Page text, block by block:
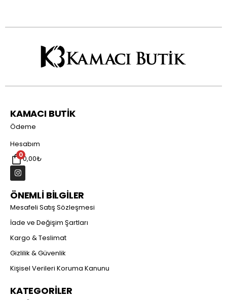
KAMACI BUTİK
Ödeme
Hesabım
00,00₺
ÖNEMLİ BİLGİLER
Mesafeli Satış Sözleşmesi
İade ve Değişim Şartları
Kargo & Teslimat
Gizlilik & Güvenlik
Kişisel Verileri Koruma Kanunu
KATEGORİLER